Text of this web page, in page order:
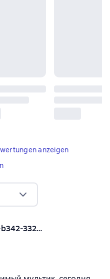
anzeigen
android_self36c640c9-b342-3328-97b1-3a6658151717